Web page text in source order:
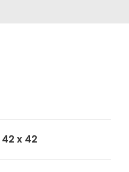
42 x 42